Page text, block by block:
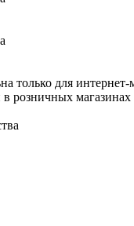
только для
в розничных магазинах